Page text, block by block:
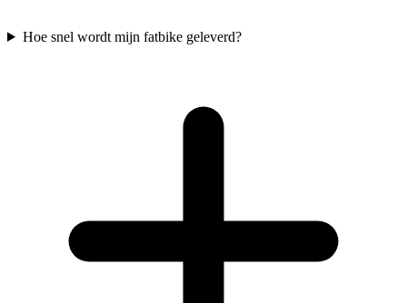
Hoe snel wordt mijn fatbike geleverd?